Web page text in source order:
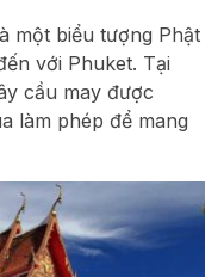
một biểu tượng Phật
với Phuket. Tại
cầu may được
làm phép để mang